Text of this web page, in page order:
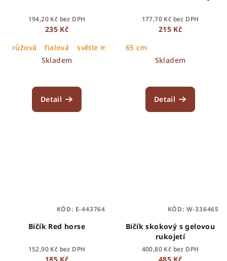
194,20 Kč bez DPH
235 Kč
růžová
fialová
světle modrá
Skladem
Detail
177,70 Kč bez DPH
215 Kč
65 cm
Skladem
Detail
Bičík Red horse
152,90 Kč bez DPH
KÓD: E-443764
Bičík skokový s gelovou
rukojetí
400,80 Kč bez DPH
KÓD: W-336465